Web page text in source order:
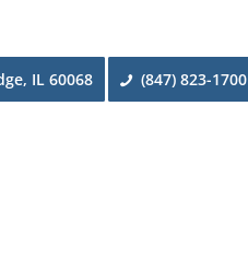
IL 60068 (847) 823-1700